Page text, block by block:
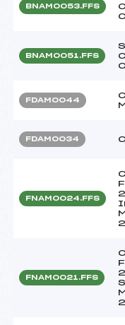
BNAM0053.FFS
BNAM0051.FFS
FDAM0044
FDAM0034
FNAM0024.FFS
FNAM0021.FFS